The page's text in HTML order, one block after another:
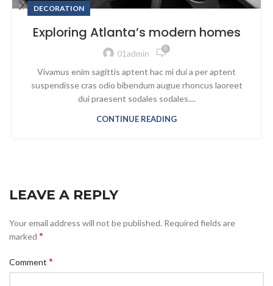
DECORATION
Exploring Atlanta’s modern homes
01admin 0
Vivamus enim sagittis aptent hac mi dui a per aptent
suspendisse cras odio bibendum augue rhoncus laoreet
dui praesent sodales sodales....
CONTINUE READING
LEAVE A REPLY
Your email address will not be published. Required fields are
marked *
Comment *